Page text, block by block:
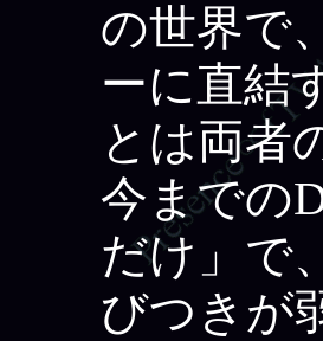
の世界で
ーに直結
とは両者
今までの
だけ」で
びつきが